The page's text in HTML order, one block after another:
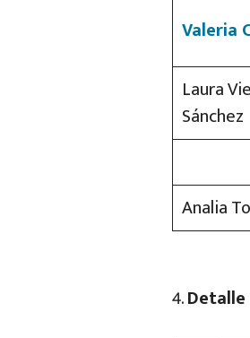
Valeria
Laura
Sánchez
Analia